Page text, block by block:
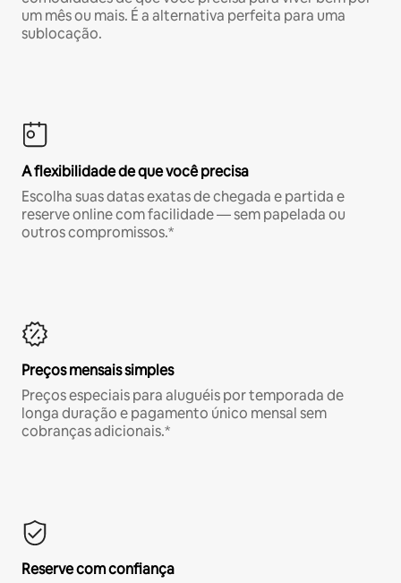
um mês ou mais. É a alternativa perfeita para uma
sublocação.
A flexibilidade de que você precisa
Escolha suas datas exatas de chegada e partida e
reserve online com facilidade — sem papelada ou
outros compromissos.*
Preços mensais simples
Preços especiais para aluguéis por temporada de
longa duração e pagamento único mensal sem
cobranças adicionais.*
Reserve com confiança